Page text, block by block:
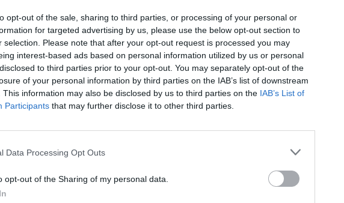
opt-out of the sale, sharing to third parties, or processing of your personal or
for targeted advertising by us, please use the below opt-out section to
selection. Please note that after your opt-out request is processed you may
interest-based ads based on personal information utilized by us or personal
to third parties prior to your opt-out. You may separately opt-out of the
of your personal information by third parties on the IAB’s list of downstream
This information may also be disclosed by us to third parties on the IAB’s List of
Participants that may further disclose it to other third parties.
Data Processing Opt Outs
opt-out of the Sharing of my personal data.
aussi
piss
de tout ça ?
room
dans une chambre d'hôtel
(3)